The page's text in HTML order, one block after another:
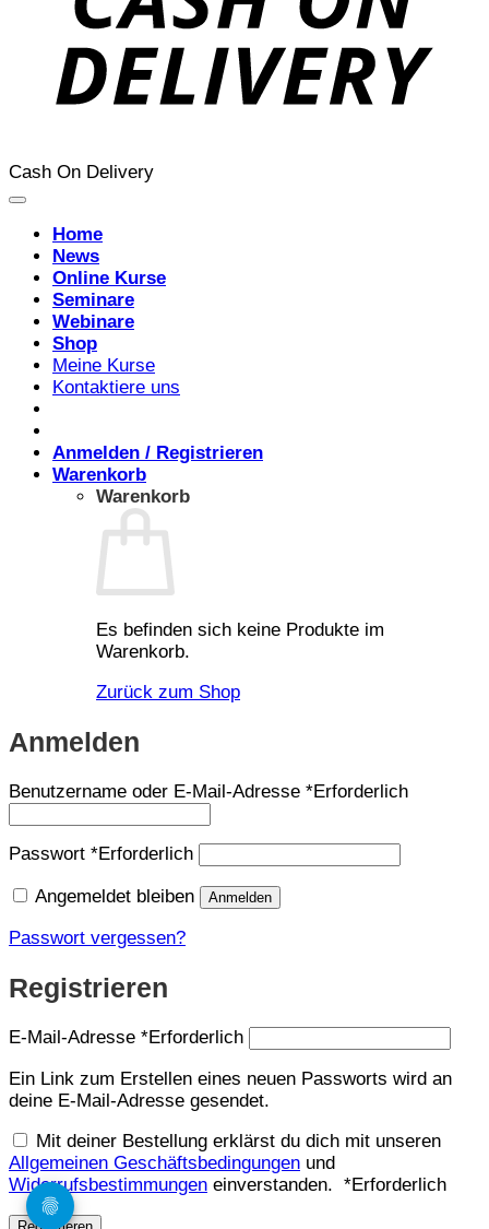
Cash On Delivery
Home
News
Online Kurse
Seminare
Webinare
Shop
Meine Kurse
Kontaktiere uns
Anmelden / Registrieren
Warenkorb
Warenkorb
Es befinden sich keine Produkte im
Warenkorb.
Zurück zum Shop
Anmelden
Benutzername oder E-Mail-Adresse *Erforderlich
Passwort *Erforderlich
Angemeldet bleiben Anmelden
Passwort vergessen?
Registrieren
E-Mail-Adresse *Erforderlich
Ein Link zum Erstellen eines neuen Passworts wird an
deine E-Mail-Adresse gesendet.
Mit deiner Bestellung erklärst du dich mit unseren
Allgemeinen Geschäftsbedingungen und
Widerrufsbestimmungen einverstanden. *Erforderlich